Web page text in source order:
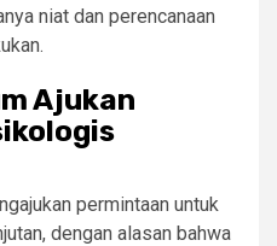
niat dan perencanaan
Ajukan
permintaan untuk
dengan alasan bahwa